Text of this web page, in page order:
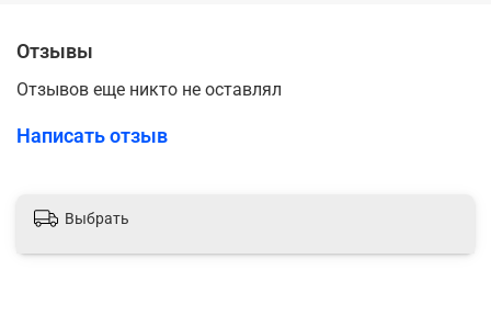
Отзывы
Отзывов еще никто не оставлял
Написать отзыв
Выбрать